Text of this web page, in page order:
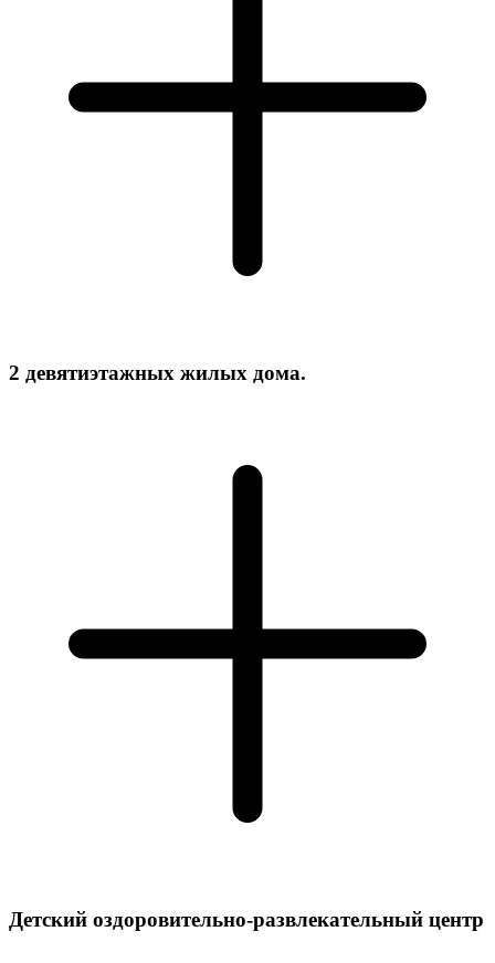
2 девятиэтажных жилых дома.
Детский оздоровительно-развлекательный центр